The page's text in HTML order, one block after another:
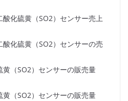
酸化硫黄（SO2）センサー売上
酸化硫黄（SO2）センサーの売
黄（SO2）センサーの販売量
黄（SO2）センサーの販売量